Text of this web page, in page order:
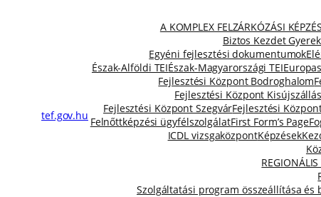
tef.gov.hu
A KOMPLEX FELZÁRKÓZÁSI
Biztos Kezdet
Egyéni fejlesztési dokumentumok
Észak-Alföldi TEIÉszak-Magyarországi TEI
Fejlesztési Központ Bodroghalom
Fejlesztési Központ Kisújszállás
Fejlesztési Központ SzegvárFejlesztési
Felnőttképzési ügyfélszolgálatFirst Form’s Page
ICDL vizsgaközpontKépzések
Szolgáltatási program összeállítása és